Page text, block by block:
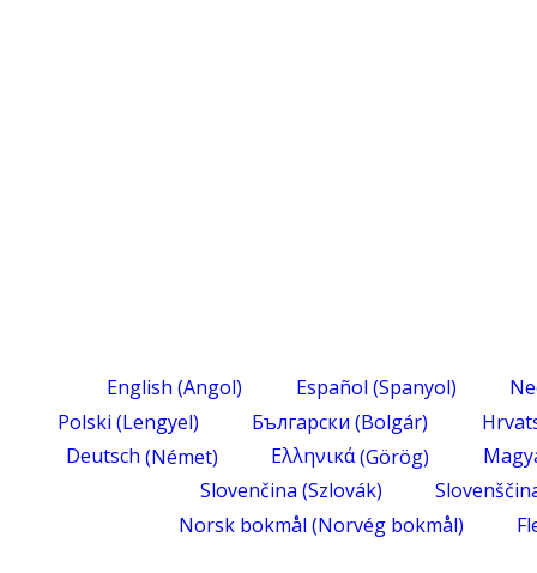
English (Angol) Español (Spanyol)
Polski (Lengyel) Български (Bolgár)
Deutsch (Német) Ελληνικά(Görög)
Slovenčina (Szlovák)
Norsk bokmål (Norvég bokmål)